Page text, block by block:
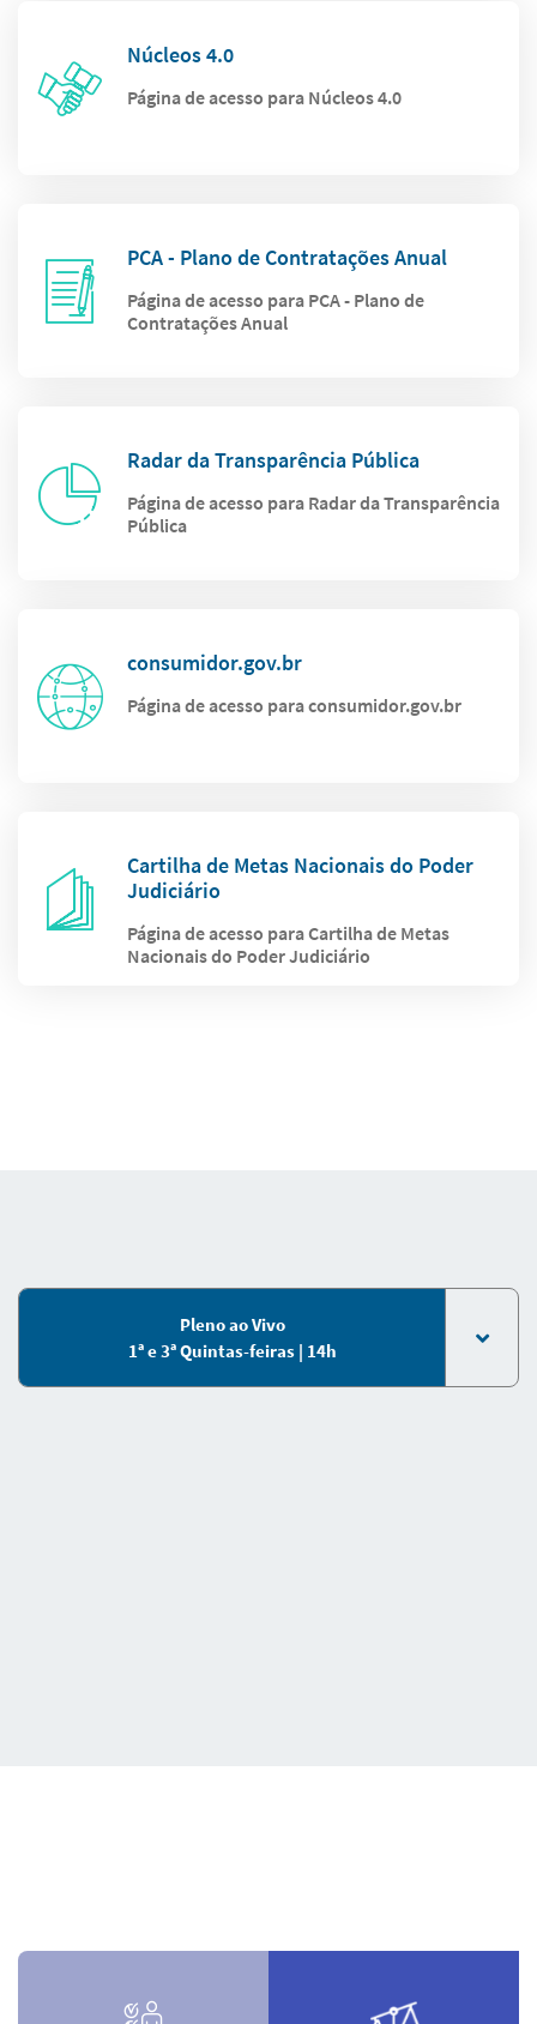
Núcleos 4.0
Página de acesso para Núcleos 4.0
PCA - Plano de Contratações Anual
Página de acesso para PCA - Plano de
Contratações Anual
Radar da Transparência Pública
Página de acesso para Radar da Transparência
Pública
consumidor.gov.br
Página de acesso para consumidor.gov.br
Cartilha de Metas Nacionais do Poder
Judiciário
Página de acesso para Cartilha de Metas
Nacionais do Poder Judiciário
Pleno ao Vivo
1ª e 3ª Quintas-feiras | 14h